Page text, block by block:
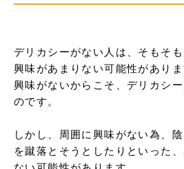
デリカシーがない人は、そもそも
興味があまりない可能性がありま
興味がないからこそ、デリカシ
のです。
しかし、周囲に興味がない為、
を蹴落とそうとしたりといった